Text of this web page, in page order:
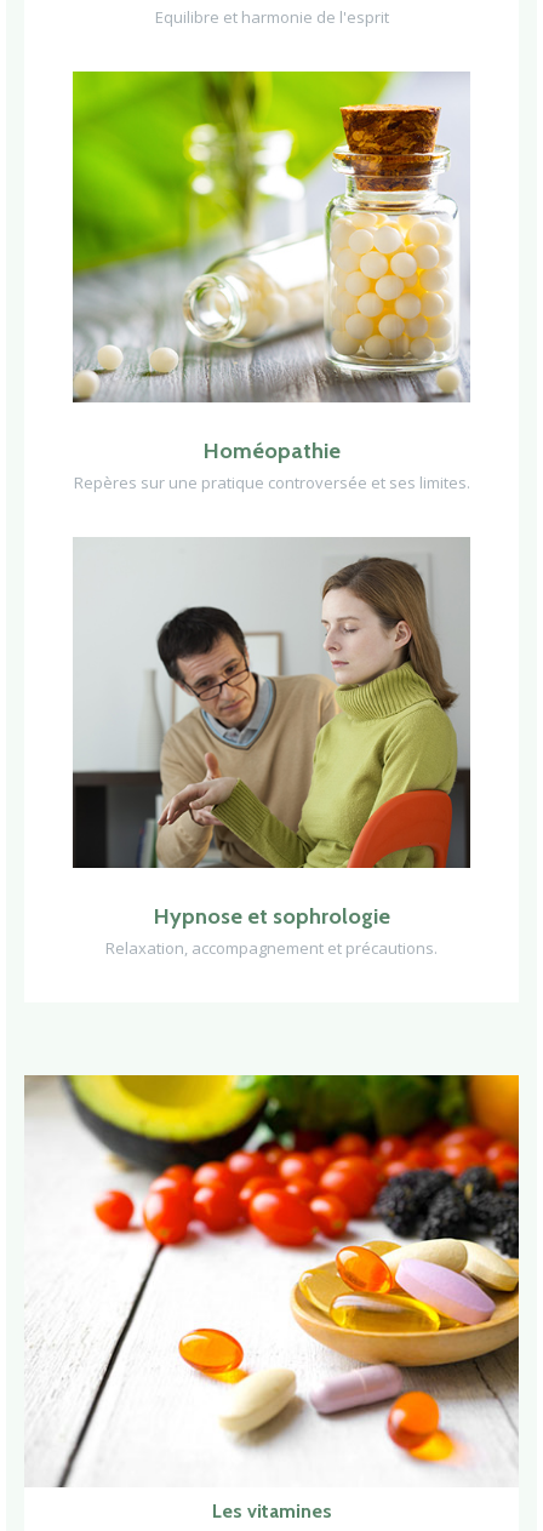
Equilibre et harmonie de l'esprit
Homéopathie
Repères sur une pratique controversée et ses limites.
Hypnose et sophrologie
Relaxation, accompagnement et précautions.
Les vitamines